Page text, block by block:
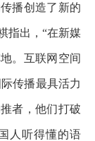
播创造了新的
指出，“在新媒
。互联网空间
传播最具活力
者，他们打破
人听得懂的语